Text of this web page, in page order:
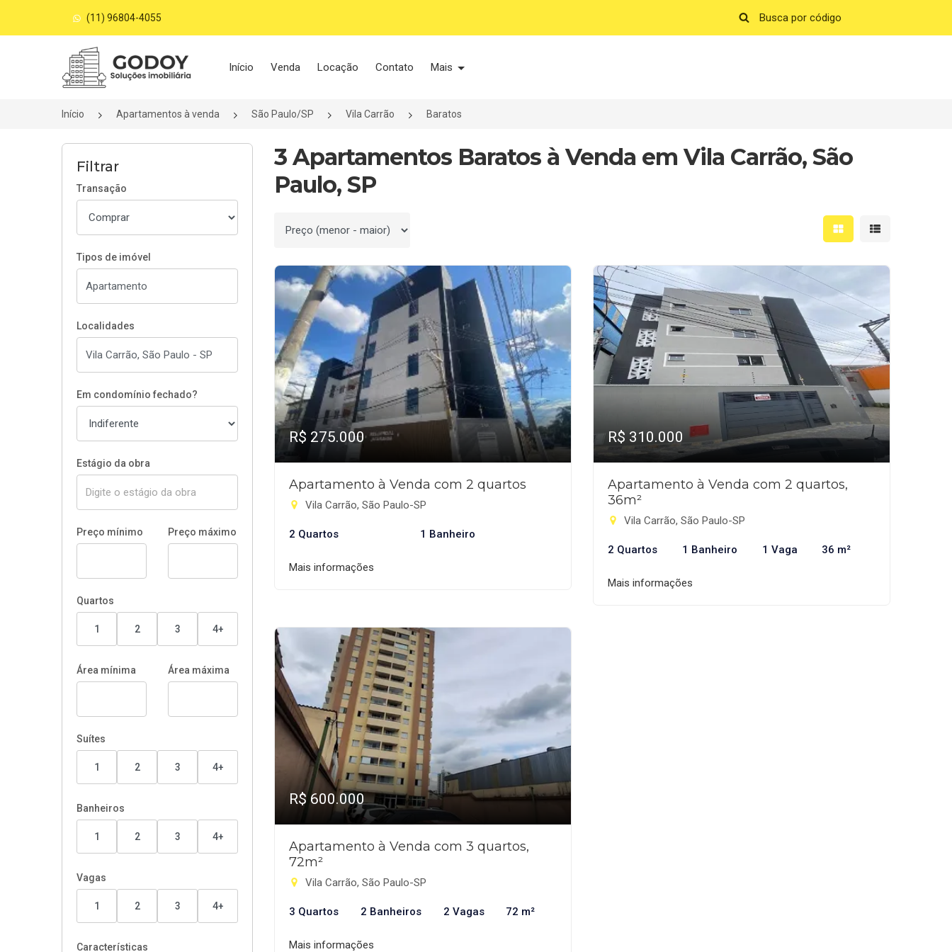
(11) 96804-4055
Página inicial
Início Venda Locação Contato Mais
Início Apartamentos à venda São Paulo/SP Vila Carrão Baratos
Filtrar
Transação
Tipos de imóvel
Localidades
Em condomínio fechado?
Estágio da obra
Preço mínimo Preço máximo
Quartos
1 2 3 4+
Área mínima Área máxima
Suítes
1 2 3 4+
Banheiros
1 2 3 4+
Vagas
1 2 3 4+
Características
3 Apartamentos Baratos à Venda em Vila Carrão, São
Paulo, SP
Ordenar por Mostrar resultados em
Mostrar
R$ 275.000
Apartamento à Venda com 2 quartos
Vila Carrão, São Paulo-SP
2 Quartos 1 Banheiro
Mais informações
R$ 310.000
Apartamento à Venda com 2 quartos,
36m²
Vila Carrão, São Paulo-SP
2 Quartos 1 Banheiro 1 Vaga 36 m²
Mais informações
R$ 600.000
Apartamento à Venda com 3 quartos,
72m²
Vila Carrão, São Paulo-SP
3 Quartos 2 Banheiros 2 Vagas 72 m²
Mais informações